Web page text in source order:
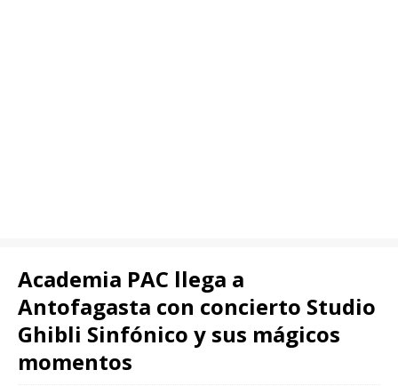
Academia PAC llega a
Antofagasta con concierto Studio
Ghibli Sinfónico y sus mágicos
momentos